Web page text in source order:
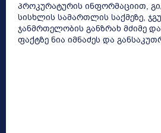
პროკურატურის ინფორმაციით,
სისხლის სამართლის საქმეზე,
ჯანმრთელობის განზრახ მძიმე
ფაქტზე ნია იმნაძეს და